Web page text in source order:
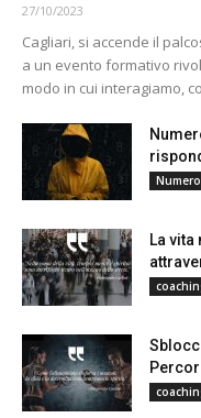
27/10/2023
Cagliari, si accende il
a un evento formativo
modo in cui interagiamo,
La